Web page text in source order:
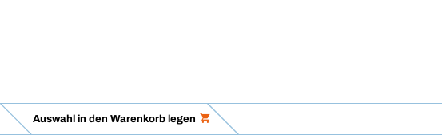
Auswahl in den Warenkorb legen